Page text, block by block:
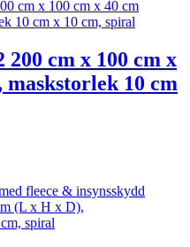
cm x 100 cm x
10 cm